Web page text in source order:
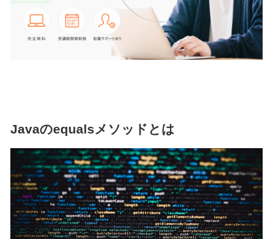
Javaのequalsメソッドとは